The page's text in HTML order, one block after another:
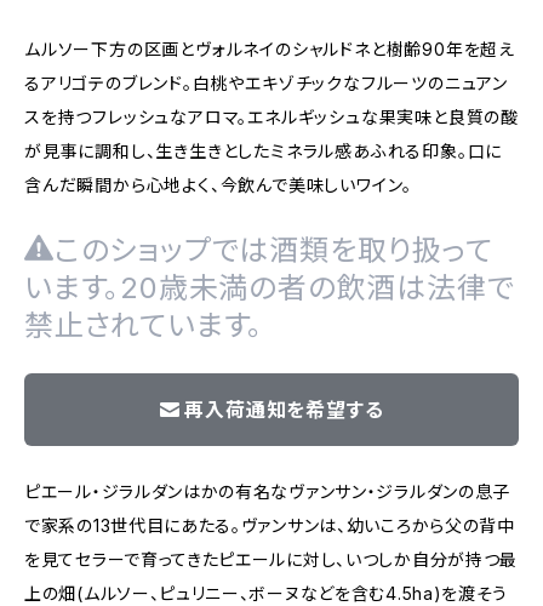
ムルソー下方の区画とヴォルネイのシャルドネと樹齢90年を超え
るアリゴテのブレンド。白桃やエキゾチックなフルーツのニュアン
スを持つフレッシュなアロマ。エネルギッシュな果実味と良質の酸
が見事に調和し、生き生きとしたミネラル感あふれる印象。口に
含んだ瞬間から心地よく、今飲んで美味しいワイン。
このショップでは酒類を取り扱って
います。20歳未満の者の飲酒は法律で
禁止されています。
再入荷通知を希望する
ピエール・ジラルダンはかの有名なヴァンサン・ジラルダンの息子
で家系の13世代目にあたる。ヴァンサンは、幼いころから父の背中
を見てセラーで育ってきたピエールに対し、いつしか自分が持つ最
上の畑(ムルソー、ピュリニー、ボーヌなどを含む4.5ha)を渡そう